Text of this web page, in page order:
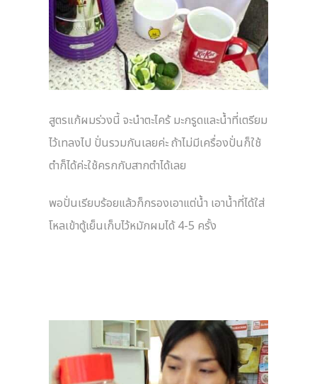
สูตรแก้ผมร่วงนี้ จะนำตะไคร้ มะกรูดและน้ำที่เตรียม
ไว้เทลงไป ปั่นรวมกันเลยค่ะ ถ้าไม่มีเครื่องปั่นก็ใช้
ตำก็ได้ค่ะใช้ครกกับสากตำได้เลย
พอปั่นเรียบร้อยแล้วก็กรองเอาแต่น้ำ เอาน้ำที่ได้ใส่
โหลเข้าตู้เย็นเก็บไว้หมักผมได้ 4-5 ครั้ง